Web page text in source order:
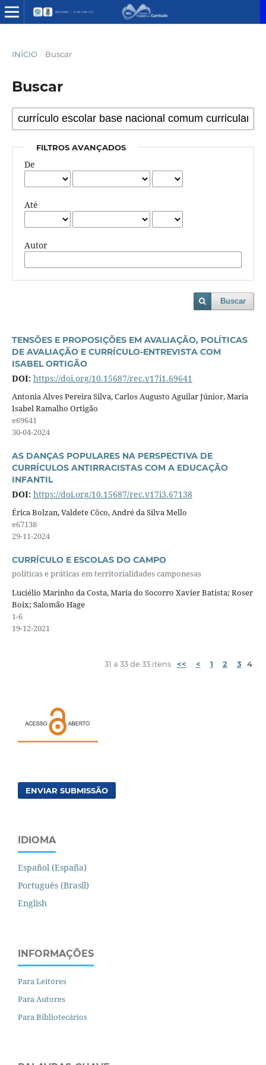
INÍCIO / Buscar
Buscar
FILTROS AVANÇADOS
De
Até
Autor
Buscar
TENSÕES E PROPOSIÇÕES EM AVALIAÇÃO, POLÍTICAS
DE AVALIAÇÃO E CURRÍCULO-ENTREVISTA COM
ISABEL ORTIGÃO
DOI: https://doi.org/10.15687/rec.v17i1.69641
Antonia Alves Pereira Silva, Carlos Augusto Aguilar Júnior, Maria
Isabel Ramalho Ortigão
e69641
30-04-2024
AS DANÇAS POPULARES NA PERSPECTIVA DE
CURRÍCULOS ANTIRRACISTAS COM A EDUCAÇÃO
INFANTIL
DOI: https://doi.org/10.15687/rec.v17i3.67138
Érica Bolzan, Valdete Côco, André da Silva Mello
e67138
29-11-2024
CURRÍCULO E ESCOLAS DO CAMPO
políticas e práticas em territorialidades camponesas
Luciélio Marinho da Costa, Maria do Socorro Xavier Batista; Roser
Boix; Salomão Hage
1-6
19-12-2021
31 a 33 de 33 itens << < 1 2 3 4
ENVIAR SUBMISSÃO
IDIOMA
Español (España)
Português (Brasil)
English
INFORMAÇÕES
Para Leitores
Para Autores
Para Bibliotecários